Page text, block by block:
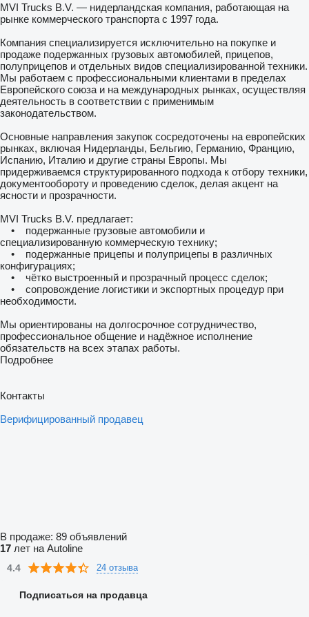
MVI Trucks B.V. — нидерландская компания, работающая на
рынке коммерческого транспорта с 1997 года.
Компания специализируется исключительно на покупке и
продаже подержанных грузовых автомобилей, прицепов,
полуприцепов и отдельных видов специализированной техники.
Мы работаем с профессиональными клиентами в пределах
Европейского союза и на международных рынках, осуществляя
деятельность в соответствии с применимым
законодательством.
Основные направления закупок сосредоточены на европейских
рынках, включая Нидерланды, Бельгию, Германию, Францию,
Испанию, Италию и другие страны Европы. Мы
придерживаемся структурированного подхода к отбору техники,
документообороту и проведению сделок, делая акцент на
ясности и прозрачности.
MVI Trucks B.V. предлагает:
• подержанные грузовые автомобили и
специализированную коммерческую технику;
• подержанные прицепы и полуприцепы в различных
конфигурациях;
• чётко выстроенный и прозрачный процесс сделок;
• сопровождение логистики и экспортных процедур при
необходимости.
Мы ориентированы на долгосрочное сотрудничество,
профессиональное общение и надёжное исполнение
обязательств на всех этапах работы.
Подробнее
Контакты
Верифицированный продавец
В продаже: 89 объявлений
17 лет на Autoline
4.4 24 отзыва
Подписаться на продавца